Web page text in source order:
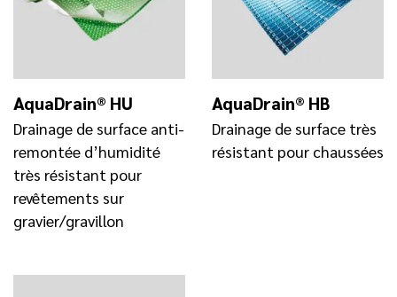
AquaDrain® HU
Drainage de surface anti-
remontée d’humidité
très résistant pour
revêtements sur
gravier/gravillon
AquaDrain® HB
Drainage de surface très
résistant pour chaussées